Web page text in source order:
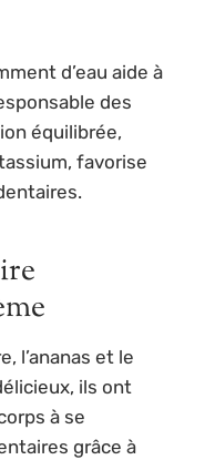
d’eau aide à
des
équilibrée,
favorise
l’ananas et le
ils ont
à se
grâce à